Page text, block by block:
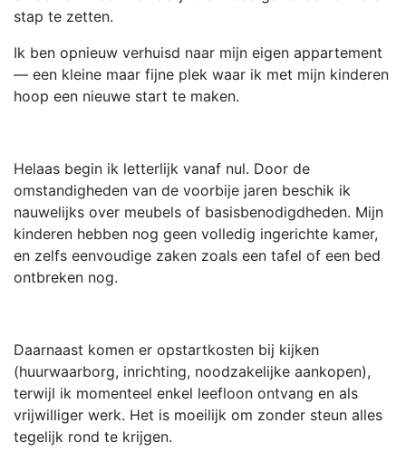
stap te zetten.
Ik ben opnieuw verhuisd naar mijn eigen appartement
— een kleine maar fijne plek waar ik met mijn kinderen
hoop een nieuwe start te maken.
Helaas begin ik letterlijk vanaf nul. Door de
omstandigheden van de voorbije jaren beschik ik
nauwelijks over meubels of basisbenodigdheden. Mijn
kinderen hebben nog geen volledig ingerichte kamer,
en zelfs eenvoudige zaken zoals een tafel of een bed
ontbreken nog.
Daarnaast komen er opstartkosten bij kijken
(huurwaarborg, inrichting, noodzakelijke aankopen),
terwijl ik momenteel enkel leefloon ontvang en als
vrijwilliger werk. Het is moeilijk om zonder steun alles
tegelijk rond te krijgen.